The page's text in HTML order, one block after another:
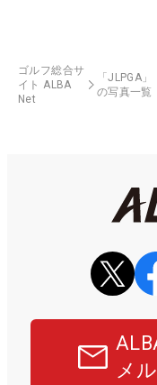
ゴルフ総合サ
イト ALBA
Net
「JLPGA」
の写真一覧
メ